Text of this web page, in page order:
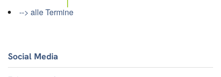
--> alle Termine
Social Media